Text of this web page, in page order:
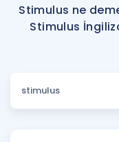
Faydalı Araçlar
Sözlük
Hakkımızda
Stimulus ne
Stimulus